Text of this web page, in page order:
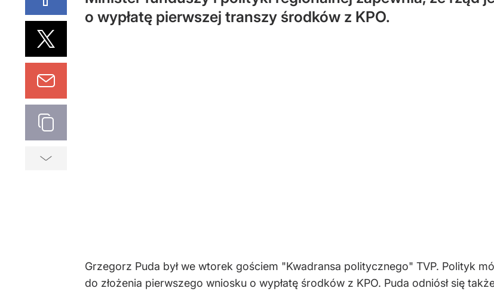
o wypłatę pierwszej transzy środków z KPO.
Grzegorz Puda był we wtorek gościem "Kwadransa politycznego" TVP. Polityk
do złożenia pierwszego wniosku o wypłatę środków z KPO. Puda odniósł się